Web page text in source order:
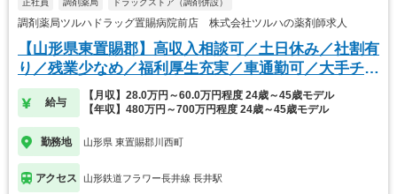
正社員 調剤薬局 ドラッグストア（調剤併設）
調剤薬局ツルハドラッグ置賜病院前店 株式会社ツルハの薬剤師求人
【山形県東置賜郡】高収入相談可／土日休み／社割有
り／残業少なめ／福利厚生充実／車通勤可／大手チェ
ーン
給与
【月収】28.0万円～60.0万円程度 24歳～45歳モデル
【年収】480万円～700万円程度 24歳～45歳モデル
勤務地 山形県 東置賜郡川西町
アクセス 山形鉄道フラワー長井線 長井駅